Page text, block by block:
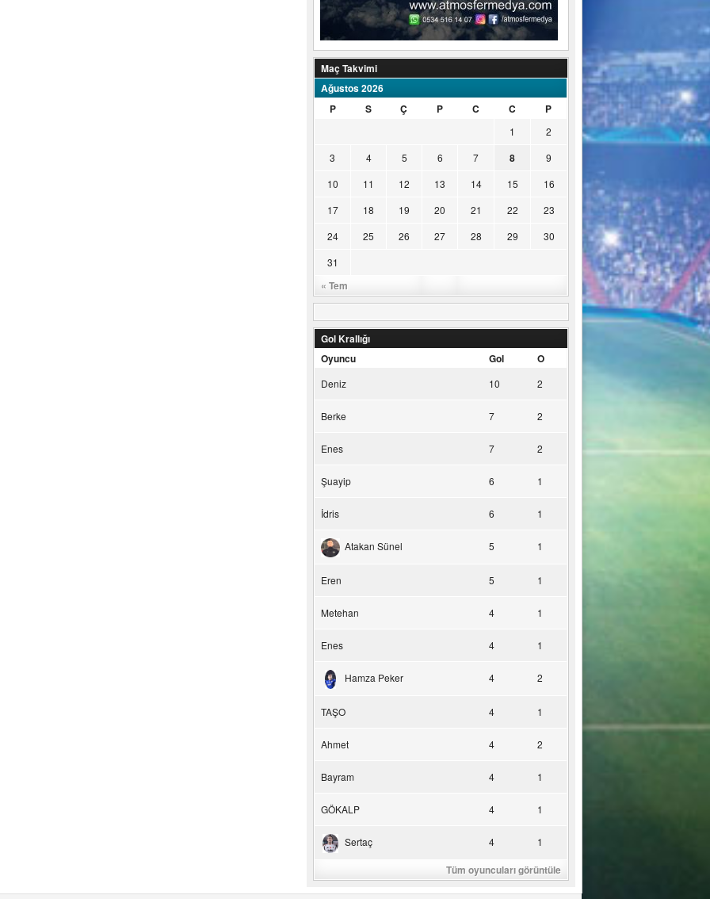
Maç Takvimi
Ağustos 2026
P
S Ç P C C P
« Tem
1
2
3
4 5 6 7 8
9
10
11 12 13 14 15
16
17
18 19 20 21 22
23
24
25 26 27 28 29
30
31
Gol Krallığı
Oyuncu
Gol O
Deniz 10 2
Berke 7 2
Enes 7 2
Şuayip 6 1
İdris 6 1
Atakan Sünel 5 1
Eren 5 1
Metehan 4 1
Enes 4 1
Hamza Peker 4 2
TAŞO 4 1
Ahmet 4 2
Bayram 4 1
GÖKALP 4 1
Sertaç 4 1
Tüm oyuncuları görüntüle